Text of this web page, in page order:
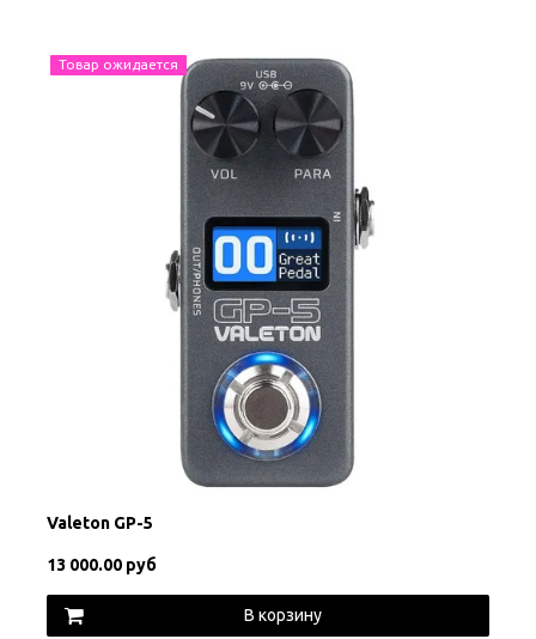
Товар ожидается
Valeton GP-5
13 000.00 руб
В корзину